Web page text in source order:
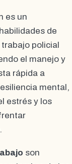
es un
de
policial
el manejo y
rápida a
mental,
estrés y los
son